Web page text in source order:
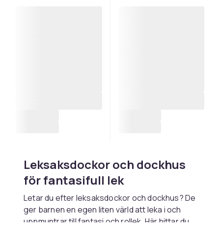
Leksaksdockor och dockhus
för fantasifull lek
Letar du efter leksaksdockor och dockhus? De
ger barnen en egen liten värld att leka i och
uppmuntrar till fantasi och rollek. Här hittar du